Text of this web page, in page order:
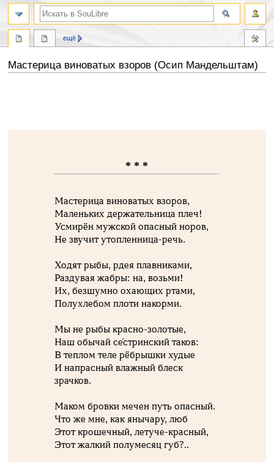
Мастерица виноватых взоров (Осип Мандельштам)
* * *
Мастерица виноватых взоров,
Маленьких держательница плеч!
Усмирён мужской опасный норов,
Не звучит утопленница-речь.
Ходят рыбы, рдея плавниками,
Раздувая жабры: на, возьми!
Их, безшумно охающих ртами,
Полухлебом плоти накорми.
Мы не рыбы красно-золотые,
Наш обычай се́стринский таков:
В теплом теле рёбрышки худые
И напрасный влажный блеск
зрачков.
Маком бровки мечен путь опасный.
Что же мне, как янычару, люб
Этот крошечный, летуче-красный,
Этот жалкий полумесяц губ?..
ещё